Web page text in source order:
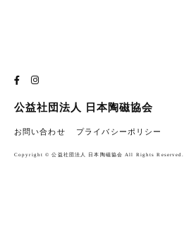
公益社団法人 日本陶磁協会
お問い合わせ プライバシーポリシー
Copyright © 公益社団法人 日本陶磁協会 All Rights Reserved.